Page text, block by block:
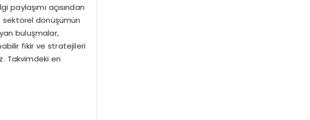
paylaşımı açısından
sektörel dönüşümün
buluşmalar,
fikir ve stratejileri
Takvimdeki en